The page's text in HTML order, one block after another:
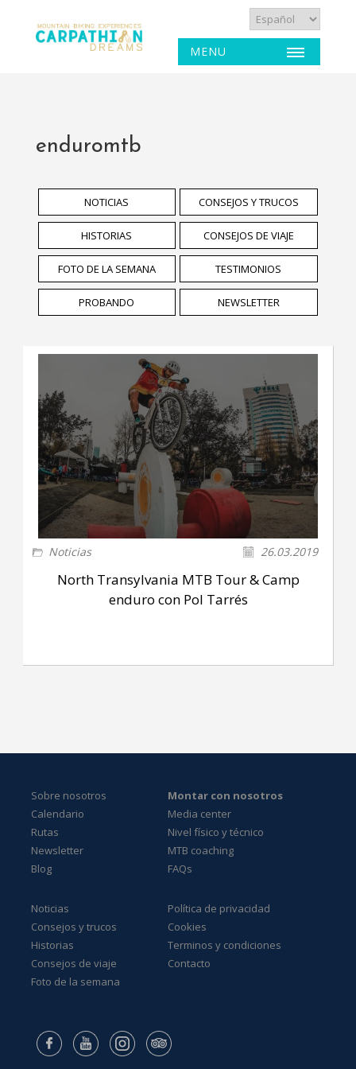
MENU
enduromtb
NOTICIAS CONSEJOS Y TRUCOS
HISTORIAS CONSEJOS DE VIAJE
FOTO DE LA SEMANA TESTIMONIOS
PROBANDO NEWSLETTER
Noticias 26.03.2019
North Transylvania MTB Tour & Camp
enduro con Pol Tarrés
Sobre nosotros
Calendario
Rutas
Newsletter
Blog
Montar con nosotros
Media center
Nivel físico y técnico
MTB coaching
FAQs
Noticias
Consejos y trucos
Historias
Consejos de viaje
Foto de la semana
Política de privacidad
Cookies
Terminos y condiciones
Contacto